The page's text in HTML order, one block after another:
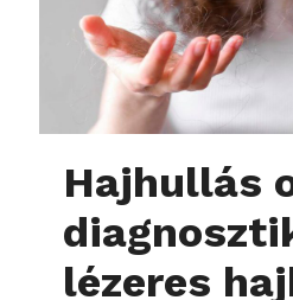
Hajhullás
lézeres